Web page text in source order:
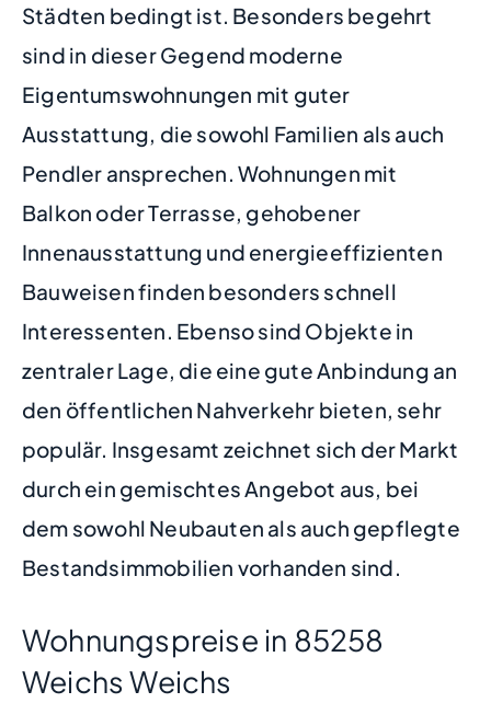
Städten bedingt ist. Besonders begehrt
sind in dieser Gegend moderne
Eigentumswohnungen mit guter
Ausstattung, die sowohl Familien als auch
Pendler ansprechen. Wohnungen mit
Balkon oder Terrasse, gehobener
Innenausstattung und energieeffizienten
Bauweisen finden besonders schnell
Interessenten. Ebenso sind Objekte in
zentraler Lage, die eine gute Anbindung an
den öffentlichen Nahverkehr bieten, sehr
populär. Insgesamt zeichnet sich der Markt
durch ein gemischtes Angebot aus, bei
dem sowohl Neubauten als auch gepflegte
Bestandsimmobilien vorhanden sind.
Wohnungspreise in 85258
Weichs Weichs